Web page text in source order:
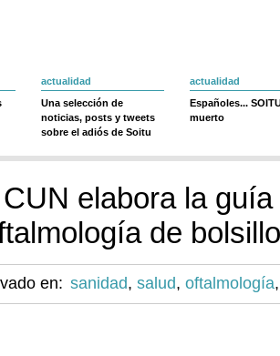
actualidad
Una selección de
noticias, posts y tweets
sobre el adiós de Soitu
actualidad
Españoles...
muerto
elabora la
de
en: sanidad, salud, oftalmología